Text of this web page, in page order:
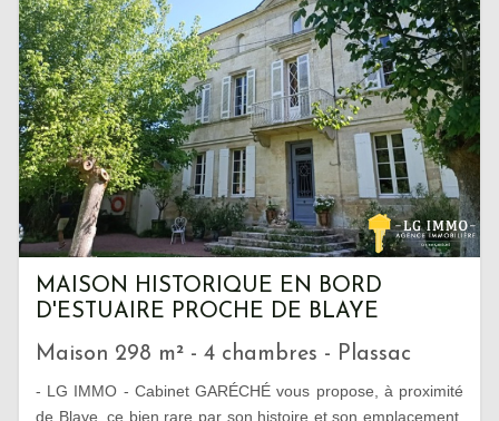
MAISON HISTORIQUE EN BORD
D'ESTUAIRE PROCHE DE BLAYE
Maison 298 m² - 4 chambres - Plassac
- LG IMMO - Cabinet GARÉCHÉ vous propose, à proximité
de Blaye, ce bien rare par son histoire et son emplacement.